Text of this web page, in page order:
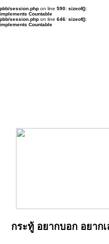
session.php on line 590: sizeof():
Countable
session.php on line 646: sizeof():
Countable
กระทู้ อยากบอก อยากเ